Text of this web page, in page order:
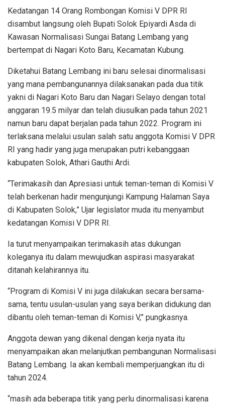
Kedatangan 14 Orang Rombongan Komisi V DPR RI
disambut langsung oleh Bupati Solok Epiyardi Asda di
Kawasan Normalisasi Sungai Batang Lembang yang
bertempat di Nagari Koto Baru, Kecamatan Kubung.
Diketahui Batang Lembang ini baru selesai dinormalisasi
yang mana pembangunannya dilaksanakan pada dua titik
yakni di Nagari Koto Baru dan Nagari Selayo dengan total
anggaran 19.5 milyar dan telah diusulkan pada tahun 2021
namun baru dapat berjalan pada tahun 2022. Program ini
terlaksana melalui usulan salah satu anggota Komisi V DPR
RI yang hadir yang juga merupakan putri kebanggaan
kabupaten Solok, Athari Gauthi Ardi.
“Terimakasih dan Apresiasi untuk teman-teman di Komisi V
telah berkenan hadir mengunjungi Kampung Halaman Saya
di Kabupaten Solok,” Ujar legislator muda itu menyambut
kedatangan Komisi V DPR RI.
Ia turut menyampaikan terimakasih atas dukungan
koleganya itu dalam mewujudkan aspirasi masyarakat
ditanah kelahirannya itu.
“Program di Komisi V ini juga dilakukan secara bersama-
sama, tentu usulan-usulan yang saya berikan didukung dan
dibantu oleh teman-teman di Komisi V,” pungkasnya.
Anggota dewan yang dikenal dengan kerja nyata itu
menyampaikan akan melanjutkan pembangunan Normalisasi
Batang Lembang. Ia akan kembali memperjuangkan itu di
tahun 2024.
“masih ada beberapa titik yang perlu dinormalisasi karena